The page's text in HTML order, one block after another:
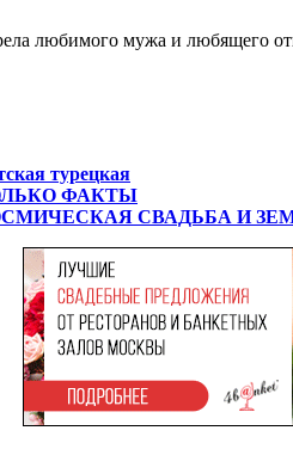
любимого мужа и любящего
турецкая
ФАКТЫ
СВАДЬБА И